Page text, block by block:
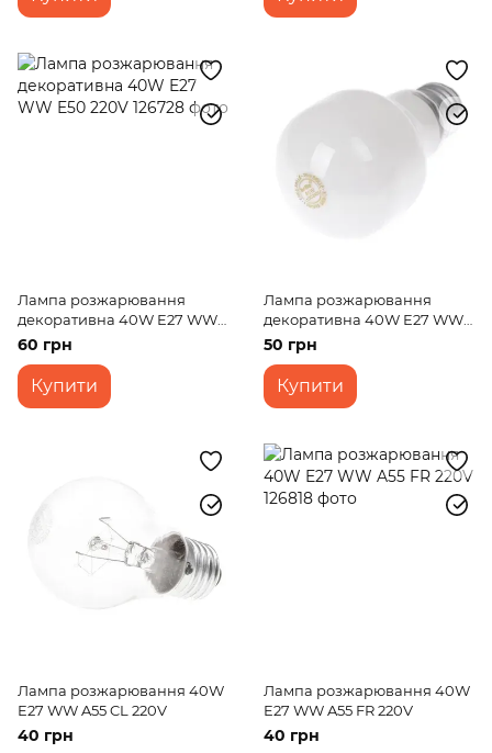
Лампа розжарювання
декоративна 40W E27 WW
E50 220V
60 грн
Купити
Лампа розжарювання
декоративна 40W E27 WW
T60 SOFT TONE 220V
50 грн
Купити
Лампа розжарювання 40W
E27 WW A55 CL 220V
40 грн
Лампа розжарювання 40W
E27 WW A55 FR 220V
40 грн